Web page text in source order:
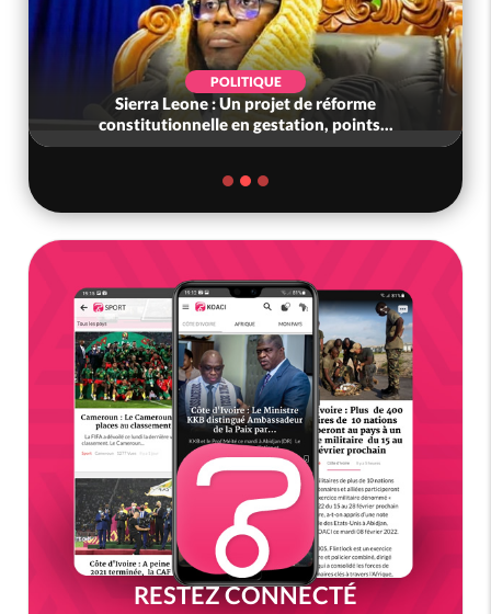
SOCIÉTÉ
Côte d'Ivoire : L'arnaque au Mobile Money
liens frauduleux se répand ac...
RESTEZ CONNECTÉ